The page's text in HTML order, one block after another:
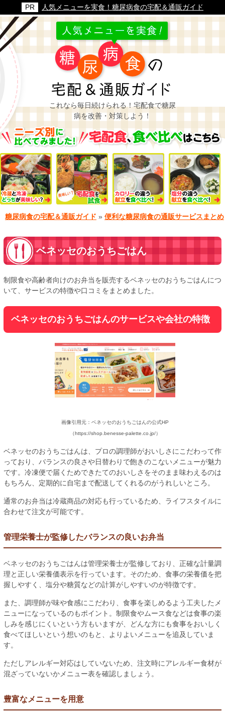
人気メニューを実食！糖尿病食の宅配＆通販ガイド
これなら毎日続けられる！宅配食で糖尿
病を改善・対策しよう！
糖尿病食の宅配＆通販ガイド » 便利な糖尿病食の通販サービスまとめ
ベネッセのおうちごはん
制限食や高齢者向けのお弁当を販売するベネッセのおうちごはんにつ
いて、サービスの特徴や口コミをまとめました。
ベネッセのおうちごはんのサービスや会社の特徴
画像引用元：ベネッセのおうちごはんの公式HP
（https://shop.benesse-palette.co.jp/）
ベネッセのおうちごはんは、プロの調理師がおいしさにこだわって作
っており、バランスの良さや日替わりで飽きのこないメニューが魅力
です。冷凍便で届くためできたてのおいしさをそのまま味わえるのは
もちろん、定期的に自宅まで配送してくれるのがうれしいところ。
通常のお弁当は冷蔵商品の対応も行っているため、ライフスタイルに
合わせて注文が可能です。
管理栄養士が監修したバランスの良いお弁当
ベネッセのおうちごはんは管理栄養士が監修しており、正確な計量調
理と正しい栄養価表示を行っています。そのため、食事の栄養価を把
握しやすく、塩分や糖質などの計算がしやすいのが特徴です。
また、調理師が味や食感にこだわり、食事を楽しめるよう工夫したメ
ニューになっているのもポイント。制限食やムース食などは食事の楽
しみを感じにくいという方もいますが、どんな方にも食事をおいしく
食べてほしいという想いのもと、よりよいメニューを追及していま
す。
ただしアレルギー対応はしていないため、注文時にアレルギー食材が
混ざっていないかメニュー表を確認しましょう。
豊富なメニューを用意